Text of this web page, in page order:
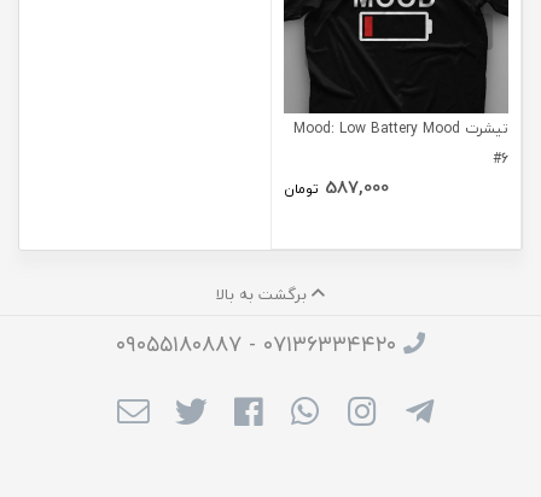
تیشرت Mood: Low Battery Mood
#6
587,000 تومان
برگشت به بالا
۰۷۱۳۶۳۳۴۴۲۰ - ۰۹۰۵۵۱۸۰۸۸۷